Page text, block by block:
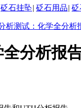
砭石挂坠| 砭石用品| 砭
析测试：化学全分析
分析报